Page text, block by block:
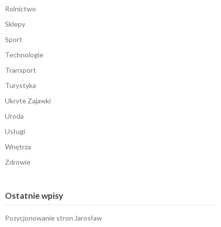
Rolnictwo
Sklepy
Sport
Technologie
Transport
Turystyka
Ukryte Zajawki
Uroda
Usługi
Wnętrza
Zdrowie
Ostatnie wpisy
Pozycjonowanie stron Jarosław